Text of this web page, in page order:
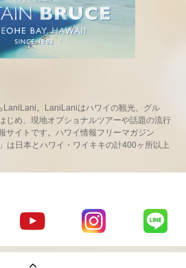
LaniLani。LaniLaniはハワイの観光、グル
じめ、現地オプショナルツアーや話題の流行
サイトです。ハワイ情報フリーマガジン
は日本とハワイ・ワイキキの計400ヶ所以上
の
LaniLani
LaniLani